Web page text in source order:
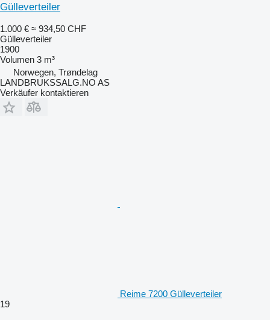
Gülleverteiler
1.000 € ≈ 934,50 CHF
Gülleverteiler
1900
Volumen 3 m³
Norwegen, Trøndelag
LANDBRUKSSALG.NO AS
Verkäufer kontaktieren
Reime 7200 Gülleverteiler
19